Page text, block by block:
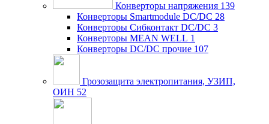
Конверторы напряжения 139
Конверторы Smartmodule DC/DC 28
Конверторы Сибконтакт DC/DC 3
Конверторы MEAN WELL 1
Конверторы DC/DC прочие 107
Грозозащита электропитания, УЗИП,
ОИН 52